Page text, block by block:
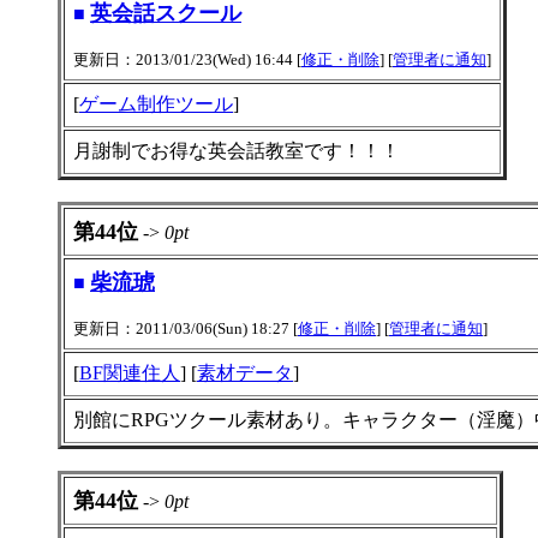
■ 英会話スクール
更新日：2013/01/23(Wed) 16:44 [修正・削除] [管理者に通知]
[ゲーム制作ツール]
月謝制でお得な英会話教室です！！！
第44位 -> 0pt
■ 柴流琥
更新日：2011/03/06(Sun) 18:27 [修正・削除] [管理者に通知]
[BF関連住人 ] [素材データ]
別館にRPGツクール素材あり。キャラクター（淫魔）
第44位 -> 0pt